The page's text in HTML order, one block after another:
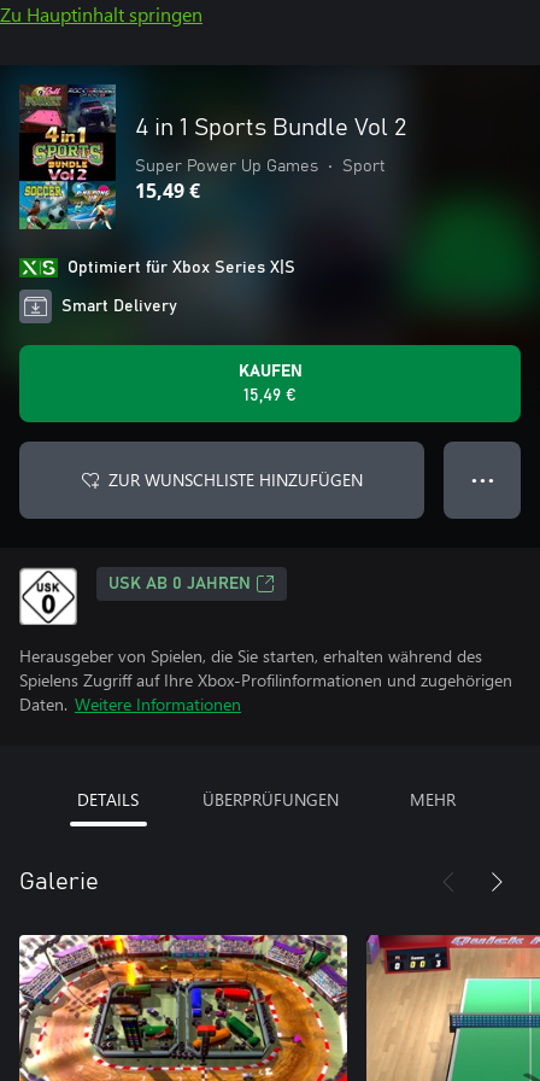
Zu Hauptinhalt springen
4 in 1 Sports Bundle Vol 2
Super Power Up Games • Sport
15,49 €
Optimiert für Xbox Series X|S
Smart Delivery
KAUFEN
15,49 €
ZUR WUNSCHLISTE HINZUFÜGEN ● ● ●
USK AB 0 JAHREN
Herausgeber von Spielen, die Sie starten, erhalten während des
Spielens Zugriff auf Ihre Xbox-Profilinformationen und zugehörigen
Daten. Weitere Informationen
DETAILS ÜBERPRÜFUNGEN MEHR
Galerie